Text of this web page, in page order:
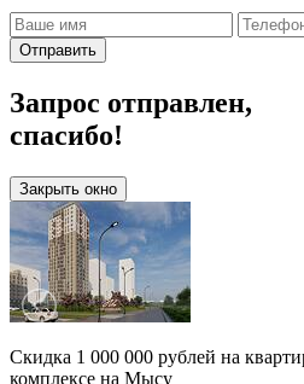
Отправить
Запрос отправлен,
спасибо!
Закрыть окно
Скидка 1 000 000 рублей на
комплексе на Мысу